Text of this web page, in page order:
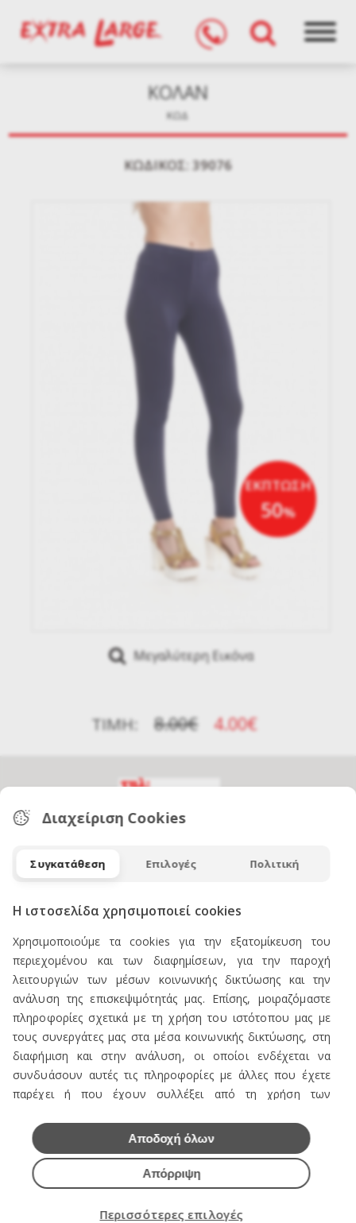
ΚΟΛΑΝ
ΚΩΔ
KΩΔΙΚΌΣ: 39076
ΕΚΠΤΩΣΗ
50%
Μεγαλύτερη Εικόνα
ΤΙΜΉ: 8.00€ 4.00€
ΕΠΙΚΟΙΝΩΝΙΑ
ΠΡΟΪΟΝΤΑ
Πωλείται Εξοπλισμός καταστήματος ενδυμάτων
Ανδρική Ενδυση
Γυναικεία Ένδυση
Υποδήματα
Εσώρουχα Γυναικεία
Αξεσουάρ Ανδρικά
Αξεσουάρ Γυναικεία
Διαχείριση Cookies
Συγκατάθεση Επιλογές Πολιτική
Η ιστοσελίδα χρησιμοποιεί cookies
Χρησιμοποιούμε τα cookies για την εξατομίκευση του
περιεχομένου και των διαφημίσεων, για την παροχή
λειτουργιών των μέσων κοινωνικής δικτύωσης και την
ανάλυση της επισκεψιμότητάς μας. Επίσης, μοιραζόμαστε
πληροφορίες σχετικά με τη χρήση του ιστότοπου μας με
τους συνεργάτες μας στα μέσα κοινωνικής δικτύωσης, στη
διαφήμιση και στην ανάλυση, οι οποίοι ενδέχεται να
συνδυάσουν αυτές τις πληροφορίες με άλλες που έχετε
παρέχει ή που έχουν συλλέξει από τη χρήση των
Απόρριψη
Αποδοχή όλων
Περισσότερες επιλογές